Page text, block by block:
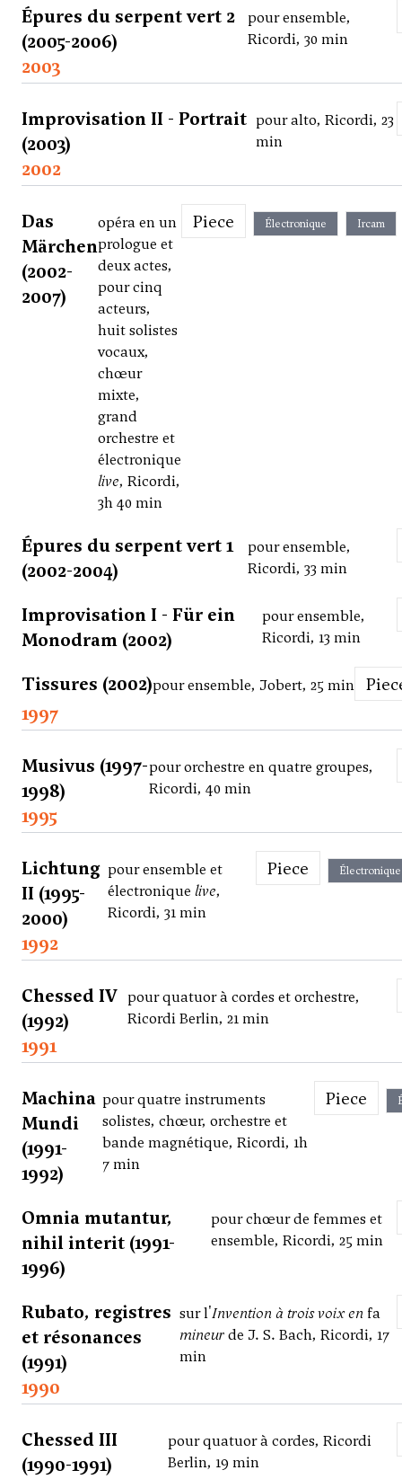
Épures du serpent vert 2
(2005-2006)
pour ensemble,
Ricordi, 30 min
2003
Improvisation II - Portrait
(2003)
pour alto, Ricordi, 23
min
2002
Das
Märchen
(2002-
2007)
opéra en un
prologue et
deux actes,
pour cinq
acteurs,
huit solistes
vocaux,
chœur
mixte,
grand
orchestre et
électronique
live, Ricordi,
3h 40 min
Piece Électronique Ircam
Épures du serpent vert 1
(2002-2004)
pour ensemble,
Ricordi, 33 min
Improvisation I - Für ein
Monodram (2002)
pour ensemble,
Ricordi, 13 min
Tissures (2002)pour ensemble, Jobert, 25 min
1997
Musivus (1997-
1998)
pour orchestre en quatre groupes,
Ricordi, 40 min
1995
Lichtung
II (1995-
2000)
pour ensemble et
électronique live,
Ricordi, 31 min
Piece Électronique
1992
Chessed IV
(1992)
pour quatuor à cordes et orchestre,
Ricordi Berlin, 21 min
1991
Machina
Mundi
(1991-
1992)
pour quatre instruments
solistes, chœur, orchestre et
bande magnétique, Ricordi, 1h
7 min
Piece
Omnia mutantur,
nihil interit (1991-
1996)
pour chœur de femmes et
ensemble, Ricordi, 25 min
Rubato, registres
et résonances
(1991)
sur l'Invention à trois voix en fa
mineurde J. S. Bach, Ricordi, 17
min
1990
Chessed III
(1990-1991)
pour quatuor à cordes, Ricordi
Berlin, 19 min